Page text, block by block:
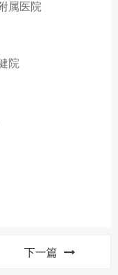
属医院
院
下一篇